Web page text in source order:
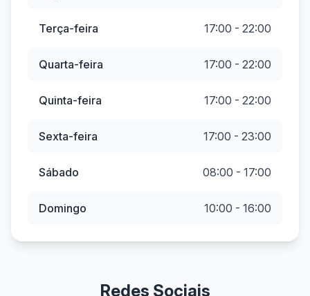
Terça-feira 17:00 - 22:00
Quarta-feira 17:00 - 22:00
Quinta-feira 17:00 - 22:00
Sexta-feira 17:00 - 23:00
Sábado 08:00 - 17:00
Domingo 10:00 - 16:00
Redes Sociais